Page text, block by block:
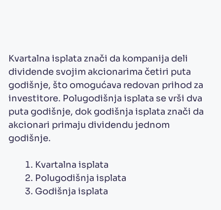
Kvartalna isplata znači da kompanija deli
dividende svojim akcionarima četiri puta
godišnje, što omogućava redovan prihod za
investitore. Polugodišnja isplata se vrši dva
puta godišnje, dok godišnja isplata znači da
akcionari primaju dividendu jednom
godišnje.
Kvartalna isplata
Polugodišnja isplata
Godišnja isplata